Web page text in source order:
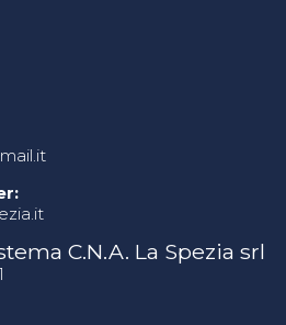
C.N.A. La Spezia srl